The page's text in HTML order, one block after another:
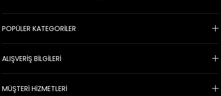
POPÜLER KATEGORİLER
ALIŞVERİŞ BİLGİLERİ
MÜŞTERİ HİZMETLERİ